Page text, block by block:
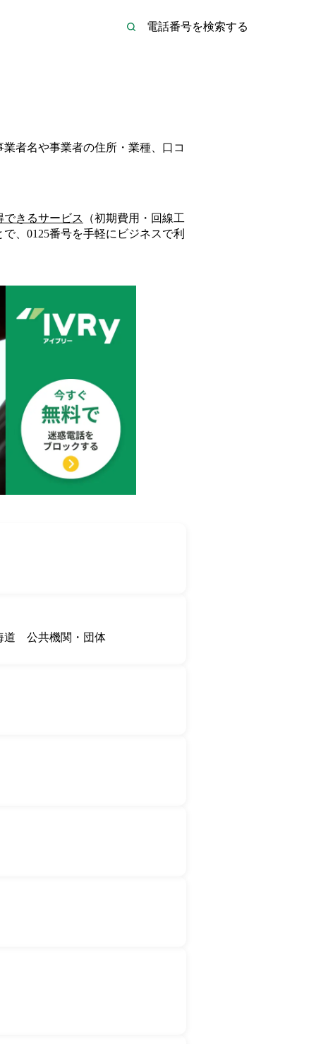
者名や事業者の住所・業種、口コ
きるサービス
（初期費用・回線工
、 0125番号を手軽にビジネスで利
道 公共機関・団体